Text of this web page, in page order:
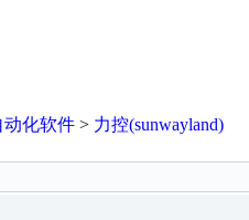
动化软件 > 力控(sunwayland)